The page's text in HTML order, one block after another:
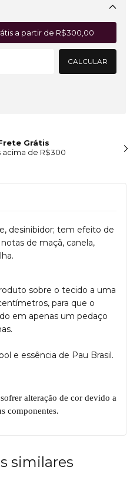
a partir de R$300,00
CALCULAR
Grátis
acima de R$300
desinibidor; tem efeito de
de maçã, canela,
sobre o tecido a uma
para que o
em apenas um pedaço
e essência de Pau Brasil.
alteração de cor devido a
componentes.
similares